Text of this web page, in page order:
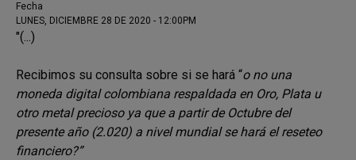
Fecha
LUNES, DICIEMBRE 28 DE 2020 - 12:00PM
"(...)
Recibimos su consulta sobre si se hará “o no una
moneda digital colombiana respaldada en Oro, Plata u
otro metal precioso ya que a partir de Octubre del
presente año (2.020) a nivel mundial se hará el reseteo
financiero?”